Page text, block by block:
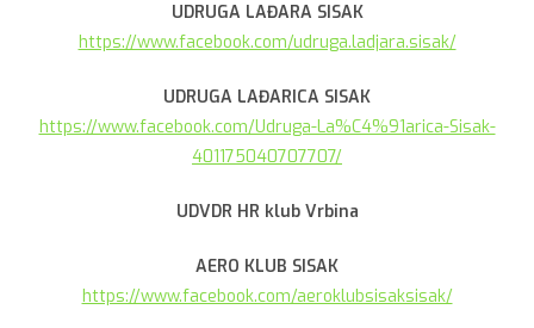
UDRUGA LAĐARA SISAK
https://www.facebook.com/udruga.ladjara.sisak/
UDRUGA LAĐARICA SISAK
https://www.facebook.com/Udruga-La%C4%91arica-Sisak-
401175040707707/
UDVDR HR klub Vrbina
AERO KLUB SISAK
https://www.facebook.com/aeroklubsisaksisak/